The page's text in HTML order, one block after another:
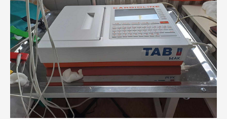
ECOMOTION
СПОРТ
НОВОСТИ
ЗА НАС
ГАЛЕРИЈА